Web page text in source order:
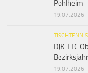
Pohlheim
19.07.2026
TISCHTENNIS
DJK TTC
19.07.2026